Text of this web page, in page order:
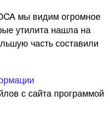
мы видим огромное
утилита нашла на
часть составили
с сайта программой